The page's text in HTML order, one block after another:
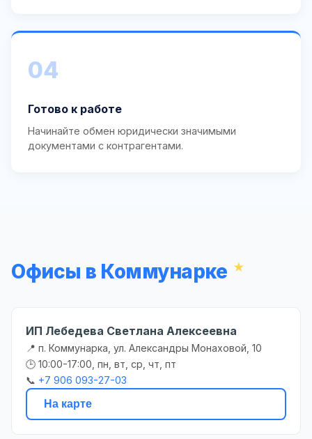
04
Готово к работе
Начинайте обмен юридически значимыми
документами с контрагентами.
Офисы в Коммунарке
ИП Лебедева Светлана Алексеевна
📍 п. Коммунарка, ул. Александры Монаховой, 10
🕒 10:00-17:00, пн, вт, ср, чт, пт
📞 +7 906 093-27-03
На карте